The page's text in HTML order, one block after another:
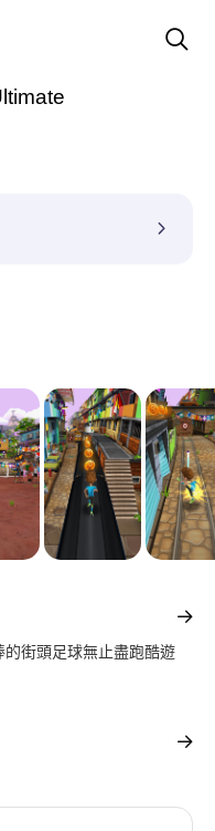
街頭足球無止盡跑酷遊